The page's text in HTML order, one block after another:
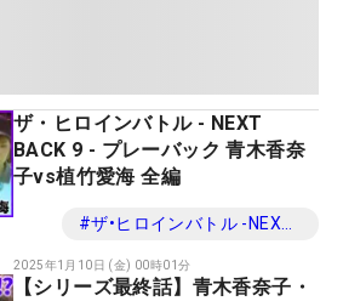
ザ・ヒロインバトル - NEXT
BACK 9 - プレーバック 青木香奈
子vs植竹愛海 全編
#ザ•ヒロインバトル -NEXT BACK 9-
2025年1月10日 (金) 00時01分
【シリーズ最終話】青木香奈子・